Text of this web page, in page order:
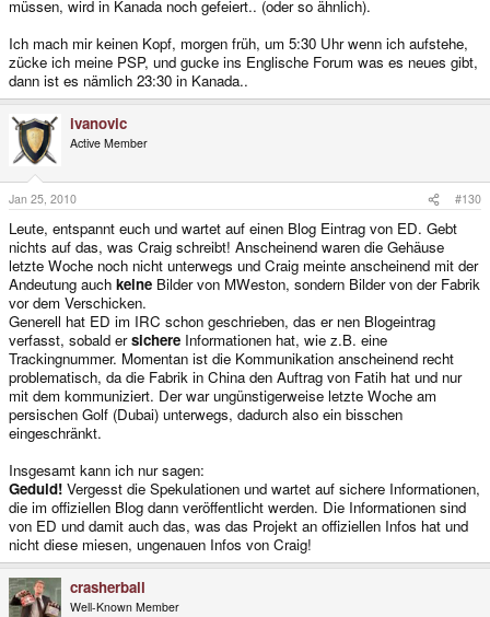
müssen, wird in Kanada noch gefeiert.. (oder so ähnlich).
Ich mach mir keinen Kopf, morgen früh, um 5:30 Uhr wenn ich aufstehe,
zücke ich meine PSP, und gucke ins Englische Forum was es neues gibt,
dann ist es nämlich 23:30 in Kanada..
ivanovic
Active Member
Jan 25, 2010 #130
Leute, entspannt euch und wartet auf einen Blog Eintrag von ED. Gebt
nichts auf das, was Craig schreibt! Anscheinend waren die Gehäuse
letzte Woche noch nicht unterwegs und Craig meinte anscheinend mit der
Andeutung auch keine Bilder von MWeston, sondern Bilder von der Fabrik
vor dem Verschicken.
Generell hat ED im IRC schon geschrieben, das er nen Blogeintrag
verfasst, sobald ersichere Informationen hat, wie z.B. eine
Trackingnummer. Momentan ist die Kommunikation anscheinend recht
problematisch, da die Fabrik in China den Auftrag von Fatih hat und nur
mit dem kommuniziert. Der war ungünstigerweise letzte Woche am
persischen Golf (Dubai) unterwegs, dadurch also ein bisschen
eingeschränkt.
Insgesamt kann ich nur sagen:
Geduld! Vergesst die Spekulationen und wartet auf sichere Informationen,
die im offiziellen Blog dann veröffentlicht werden. Die Informationen sind
von ED und damit auch das, was das Projekt an offiziellen Infos hat und
nicht diese miesen, ungenauen Infos von Craig!
crasherball
Well-Known Member